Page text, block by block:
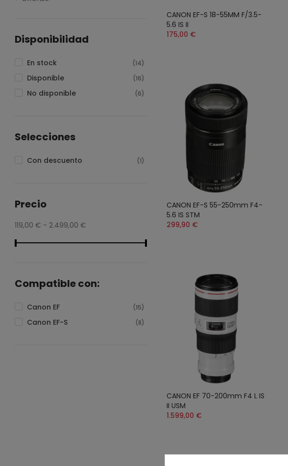
CANON EF-S 18-55MM F/3.5-
5.6 IS II
175,00 €
CANON EF-S 55-250mm F4-
5.6 IS STM
299,90 €
CANON EF 70-200mm F4 L IS
II USM
1.599,00 €
Disponibilidad
En stock (14)
Disponible (16)
No disponible (6)
Selecciones
Con descuento (1)
Precio
119,00 € - 2.499,00 €
Compatible con:
Canon EF (15)
Canon EF-S (8)